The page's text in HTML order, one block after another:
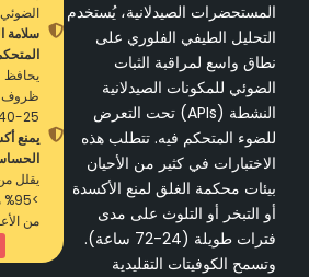
المستحضرات الصيدلانية، يُستخدم
التحليل الطيفي الفلوري على
نطاق واسع لمراقبة الثبات
الضوئي للمكونات الصيدلانية
النشطة (APIs) تحت التعرض
للضوء المتحكم فيه. تتطلب هذه
الاختبارات في كثير من الأحيان
بيئات محكمة الغلق لمنع الأكسدة
أو التبخر أو التلوث على مدى
فترات طويلة (24-72 ساعة).
وتسمح الكوفيتات التقليدية
الضوئي ICH Q1B.
سلامة
يحافظ
ظروف
25-40 درجة مئوية لمدة 3 أيام.
يقلل
من